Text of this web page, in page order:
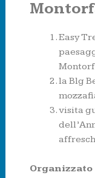
Easy
la Blg
visita